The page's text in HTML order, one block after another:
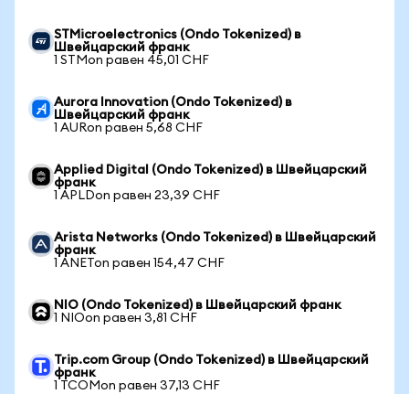
STMicroelectronics (Ondo Tokenized) в
Швейцарский франк
1 STMon равен 45,01 CHF
Aurora Innovation (Ondo Tokenized) в
Швейцарский франк
1 AURon равен 5,68 CHF
Applied Digital (Ondo Tokenized) в Швейцарский
франк
1 APLDon равен 23,39 CHF
Arista Networks (Ondo Tokenized) в Швейцарский
франк
1 ANETon равен 154,47 CHF
NIO (Ondo Tokenized) в Швейцарский франк
1 NIOon равен 3,81 CHF
Trip.com Group (Ondo Tokenized) в Швейцарский
франк
1 TCOMon равен 37,13 CHF